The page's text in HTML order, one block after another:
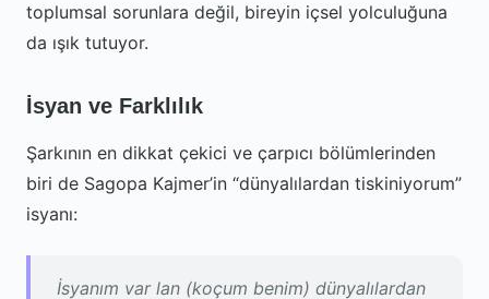
toplumsal sorunlara değil, bireyin içsel yolculuğuna
da ışık tutuyor.
İsyan ve Farklılık
Şarkının en dikkat çekici ve çarpıcı bölümlerinden
biri de Sagopa Kajmer’in “dünyalılardan tiskiniyorum”
isyanı:
İsyanım var lan (koçum benim) dünyalılardan